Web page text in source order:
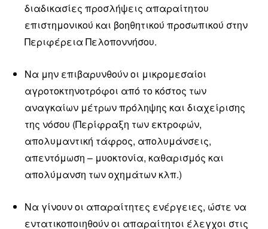
διαδικασίες προσλήψεις απαραίτητου
επιστημονικού και βοηθητικού προσωπικού στην
Περιφέρεια Πελοποννήσου.
Να μην επιβαρυνθούν οι μικρομεσαίοι
αγροτοκτηνοτρόφοι από το κόστος των
αναγκαίων μέτρων πρόληψης και διαχείρισης
της νόσου (Περίφραξη των εκτροφών,
απολυμαντική τάφρος, απολυμάνσεις,
απεντόμωση – μυοκτονία, καθαρισμός και
απολύμανση των οχημάτων κλπ.)
Να γίνουν οι απαραίτητες ενέργειες, ώστε να
εντατικοποιηθούν οι απαραίτητοι έλεγχοι στις